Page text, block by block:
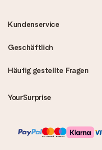
Häufig gestellte Fragen
YourSurprise
Kundenservice
Geschäftlich